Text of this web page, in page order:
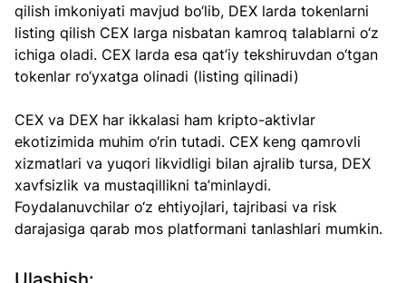
qilish imkoniyati mavjud bo‘lib, DEX larda tokenlarni
listing qilish CEX larga nisbatan kamroq talablarni o‘z
ichiga oladi. CEX larda esa qat’iy tekshiruvdan o‘tgan
tokenlar ro‘yxatga olinadi (listing qilinadi)
CEX va DEX har ikkalasi ham kripto-aktivlar
ekotizimida muhim o‘rin tutadi. CEX keng qamrovli
xizmatlari va yuqori likvidligi bilan ajralib tursa, DEX
xavfsizlik va mustaqillikni ta’minlaydi.
Foydalanuvchilar o‘z ehtiyojlari, tajribasi va risk
darajasiga qarab mos platformani tanlashlari mumkin.